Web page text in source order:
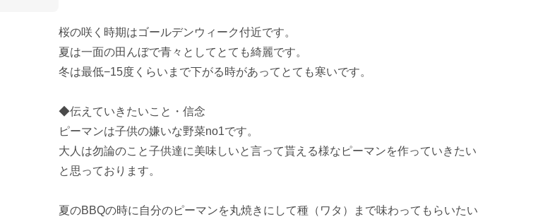
桜の咲く時期はゴールデンウィーク付近です。
夏は一面の田んぼで青々としてとても綺麗です。
冬は最低−15度くらいまで下がる時があってとても寒いです。
◆伝えていきたいこと・信念
ピーマンは子供の嫌いな野菜no1です。
大人は勿論のこと子供達に美味しいと言って貰える様なピーマンを作っていきたい
と思っております。
夏のBBQの時に自分のピーマンを丸焼きにして種（ワタ）まで味わってもらいたい